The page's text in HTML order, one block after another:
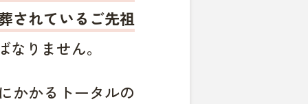
されているご先祖
りません。
かかるトータルの